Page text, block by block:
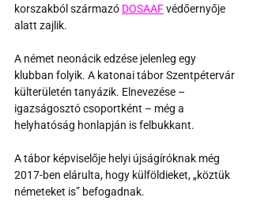
korszakból származó DOSAAF védőernyője
alatt zajlik.
A német neonácik edzése jelenleg egy
klubban folyik. A katonai tábor Szentpétervár
külterületén tanyázik. Elnevezése –
igazságosztó csoportként – még a
helyhatóság honlapján is felbukkant.
A tábor képviselője helyi újságíróknak még
2017-ben elárulta, hogy külföldieket, „köztük
németeket is” befogadnak.